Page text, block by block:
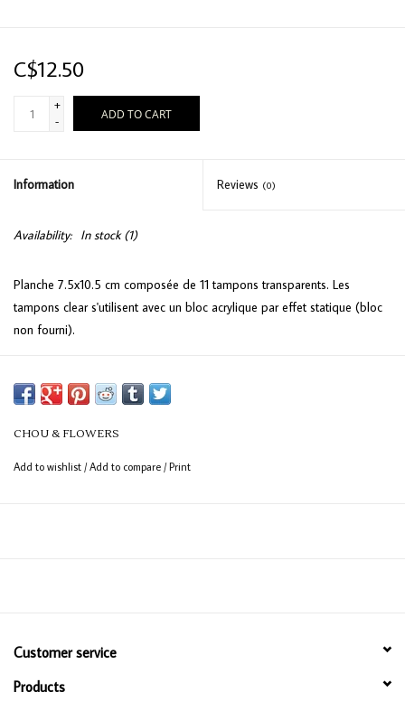
C$12.50
+
-
ADD TO CART
Information Reviews (0)
Availability: In stock(1)
Planche 7.5x10.5 cm composée de 11 tampons transparents. Les
tampons clear s'utilisent avec un bloc acrylique par effet statique (bloc
non fourni).
Hors-série Doudouland "Les astros"
CHOU & FLOWERS
Add to wishlist /Add to compare /Print
Customer service
Products